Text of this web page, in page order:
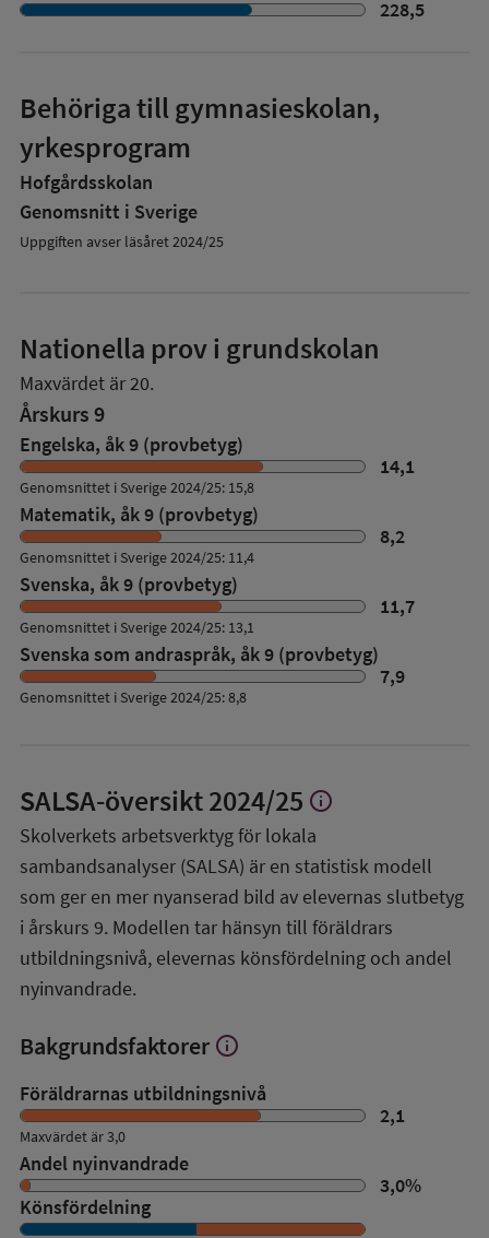
228,5
Behöriga till gymnasieskolan,
yrkesprogram
Hofgårdsskolan
Genomsnitt i Sverige
Uppgiften avser läsåret 2024/25
Nationella prov i grundskolan
Maxvärdet är 20.
Årskurs 9
Engelska, åk 9 (provbetyg)
14,1
Genomsnittet i Sverige 2024/25: 15,8
Matematik, åk 9 (provbetyg)
8,2
Genomsnittet i Sverige 2024/25: 11,4
Svenska, åk 9 (provbetyg)
11,7
Genomsnittet i Sverige 2024/25: 13,1
Svenska som andraspråk, åk 9 (provbetyg)
7,9
Genomsnittet i Sverige 2024/25: 8,8
SALSA-översikt2024/25 Visa
om
SALSA-
översikt
info
Skolverkets arbetsverktyg för lokala
sambandsanalyser (SALSA) är en statistisk modell
som ger en mer nyanserad bild av elevernas slutbetyg
i årskurs 9. Modellen tar hänsyn till föräldrars
utbildningsnivå, elevernas könsfördelning och andel
nyinvandrade.
Bakgrundsfaktorer Visa
om
Bakgrundsfaktorer
info
Föräldrarnas utbildningsnivå
2,1
Maxvärdet är 3,0
Andel nyinvandrade
3,0%
Könsfördelning